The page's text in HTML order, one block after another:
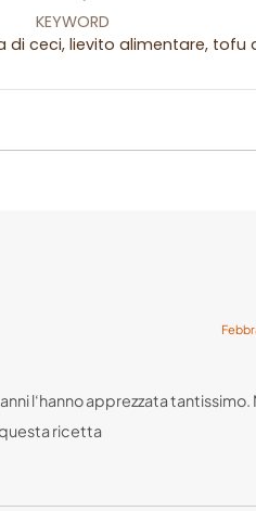
KEYWORD
di ceci, lievito alimentare,
l‘hanno apprezzata
ricetta